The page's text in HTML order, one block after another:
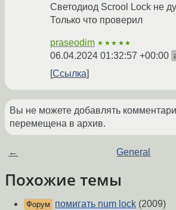
Светодиод Scrool Lock не
Только что проверил
praseodim ★★★★★
06.04.2024 01:32:57 +00:00
Ссылка
Вы не можете добавлять
перемещена в архив.
← General
Похожие темы
Форум помигать num lock (2009)